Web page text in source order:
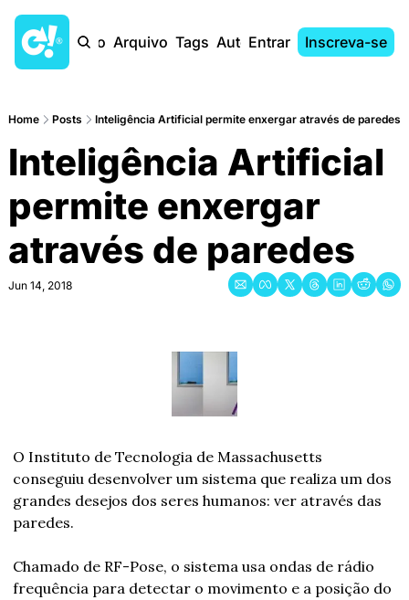
Início Arquivo Tags AutoresEntrar Inscreva-se
Home Posts Inteligência Artificial permite enxergar através de paredes
Inteligência Artificial
permite enxergar
através de paredes
Jun 14, 2018
O Instituto de Tecnologia de Massachusetts
conseguiu desenvolver um sistema que realiza um dos
grandes desejos dos seres humanos: ver através das
paredes.
Chamado de RF-Pose, o sistema usa ondas de rádio
frequência para detectar o movimento e a posição do